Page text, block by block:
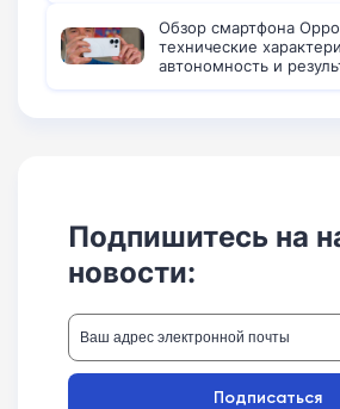
Обзор смартфона
технические
автономность и
Подпишитесь на
новости:
Подписаться